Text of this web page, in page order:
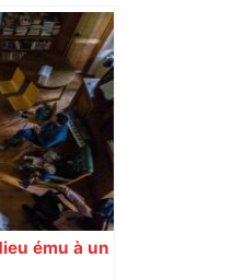
par un
le titre de
Mercato
ému à un